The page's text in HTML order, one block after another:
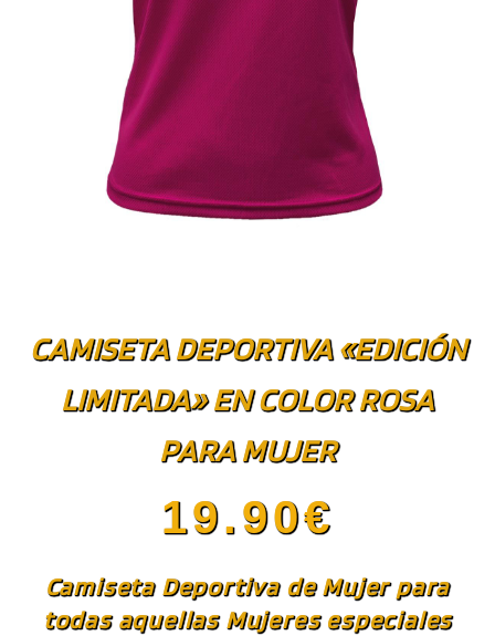
CAMISETA DEPORTIVA «EDICIÓN
LIMITADA» EN COLOR ROSA
PARA MUJER
19.90€
Camiseta Deportiva de Mujer para
todas aquellas Mujeres especiales